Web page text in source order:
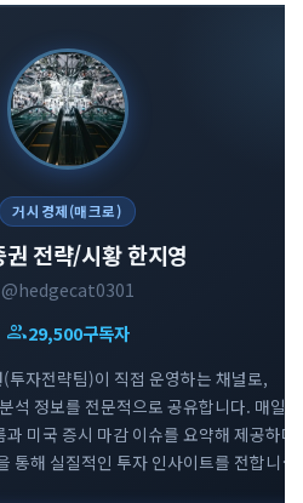
거시경제(매크로)
권 전략/시황 한지영
@hedgecat0301
group29,500구독자
투자전략팀)이 직접 운영하는 채널로,
석 정보를 전문적으로 공유합니다. 매일
미국 증시 마감 이슈를 요약해 제공하며,
통해 실질적인 투자 인사이트를 전합니다.